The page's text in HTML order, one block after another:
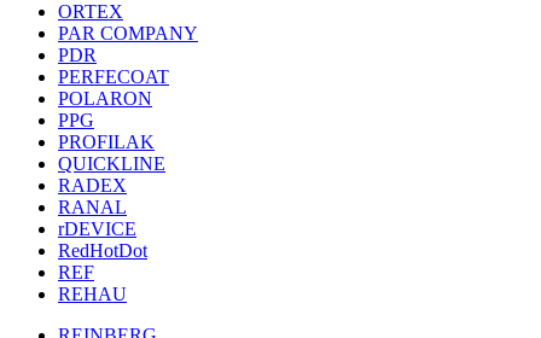
ORTEX
PAR COMPANY
PDR
PERFECOAT
POLARON
PPG
PROFILAK
QUICKLINE
RADEX
RANAL
rDEVICE
RedHotDot
REF
REHAU